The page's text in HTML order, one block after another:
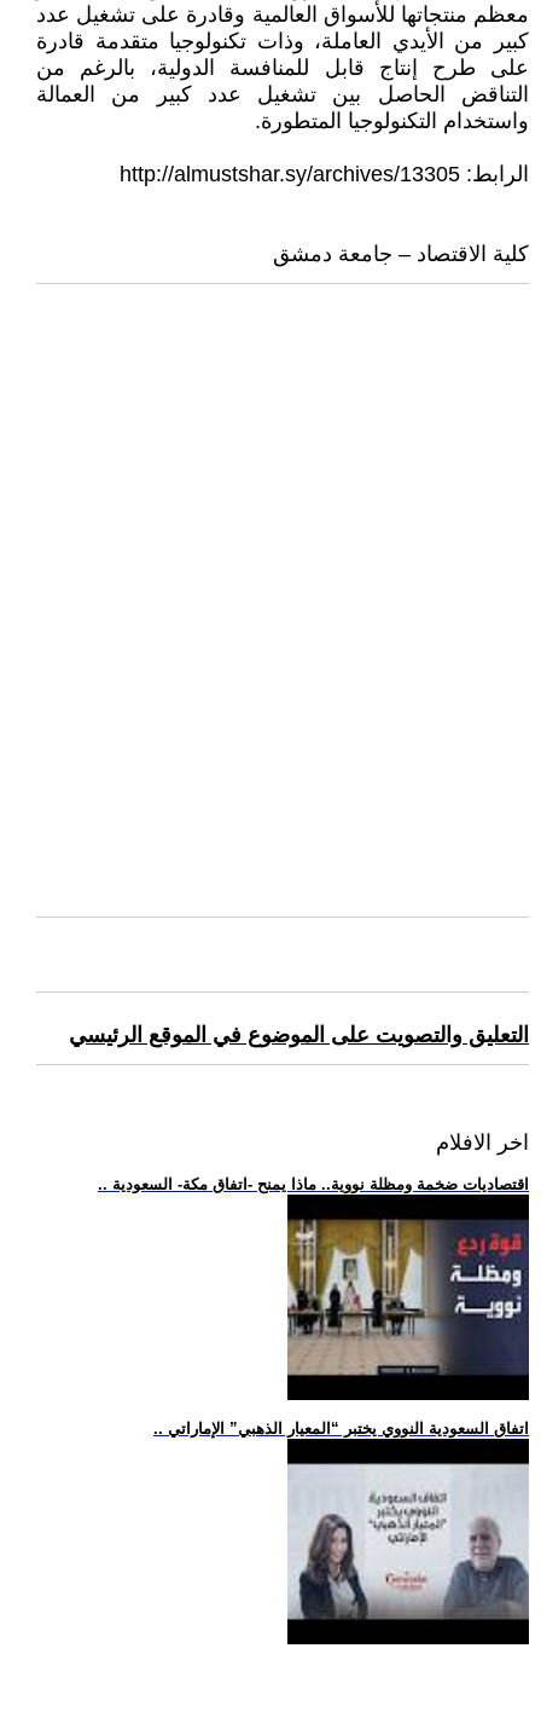
معظم منتجاتها للأسواق العالمية وقادرة على تشغيل عدد
كبير من الأيدي العاملة، وذات تكنولوجيا متقدمة قادرة
على طرح إنتاج قابل للمنافسة الدولية، بالرغم من
التناقض الحاصل بين تشغيل عدد كبير من العمالة
واستخدام التكنولوجيا المتطورة.
الرابط: http://almustshar.sy/archives/13305
كلية الاقتصاد – جامعة دمشق
التعليق والتصويت على الموضوع في الموقع الرئيسي
اخر الافلام
.. اقتصاديات ضخمة ومظلة نووية.. ماذا يمنح -اتفاق مكة- السعودية
.. اتفاق السعودية النووي يختبر “المعيار الذهبي” الإماراتي